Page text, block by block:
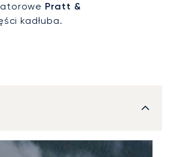
Pratt &
kadłuba.